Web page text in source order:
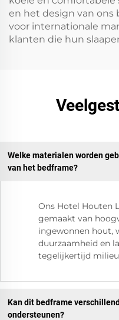
en het design van ons
voor internationale
klanten die hun
Welke materialen worden
van het bedframe?
Ons Hotel Houten
gemaakt van
ingewonnen hout,
duurzaamheid en
tegelijkertijd
Kan dit bedframe
ondersteunen?